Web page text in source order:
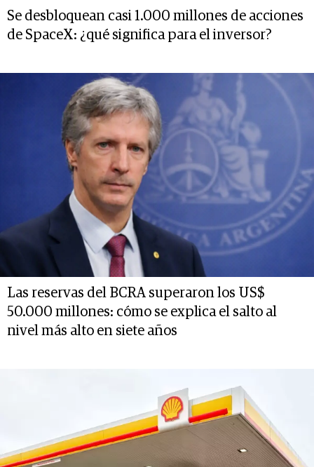
Se desbloquean casi 1.000 millones de acciones
de SpaceX: ¿qué significa para el inversor?
Las reservas del BCRA superaron los US$
50.000 millones: cómo se explica el salto al
nivel más alto en siete años